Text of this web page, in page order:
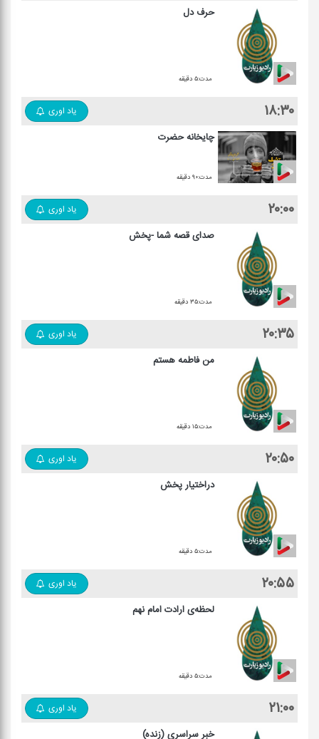
حرف دل
مدت:۵ دقیقه
۱۸:۳۰ یاد اوری
چایخانه حضرت
مدت:۹۰ دقیقه
۲۰:۰۰ یاد اوری
صدای قصه شما -پخش
مدت:۳۵ دقیقه
۲۰:۳۵ یاد اوری
من فاطمه هستم
مدت:۱۵ دقیقه
۲۰:۵۰ یاد اوری
دراختیار پخش
مدت:۵ دقیقه
۲۰:۵۵ یاد اوری
لحظه‌ی ارادت امام نهم
مدت:۵ دقیقه
۲۱:۰۰ یاد اوری
خبر سراسری (زنده)